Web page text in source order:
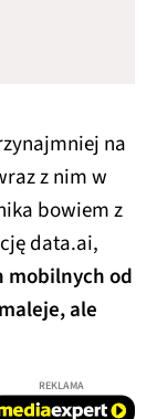
na
z nim w
bowiem z
data.ai,
mobilnych od
ale
REKLAMA